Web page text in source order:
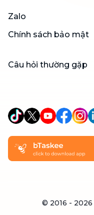
Zalo
Chính sách bảo mật
Câu hỏi thường gặp
© 2016 - 2026